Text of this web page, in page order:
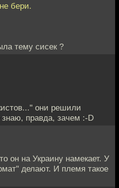
бери.
тему сисек ?
они решили
знаю, правда, зачем :-D
он на Украину намекает. У
делают. И племя такое